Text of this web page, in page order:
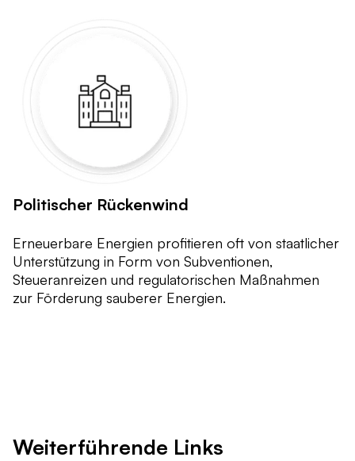
Politischer Rückenwind
Erneuerbare Energien profitieren oft von staatlicher
Unterstützung in Form von Subventionen,
Steueranreizen und regulatorischen Maßnahmen
zur Förderung sauberer Energien.
Weiterführende Links